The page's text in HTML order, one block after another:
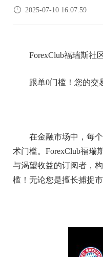
 2025-07-10 16:07:59
ForexClub福瑞斯
跟单0门槛！您的交
在金融市场中，每
术门槛。ForexClub福
与渴望收益的订阅者，
槛！无论您是擅长捕捉